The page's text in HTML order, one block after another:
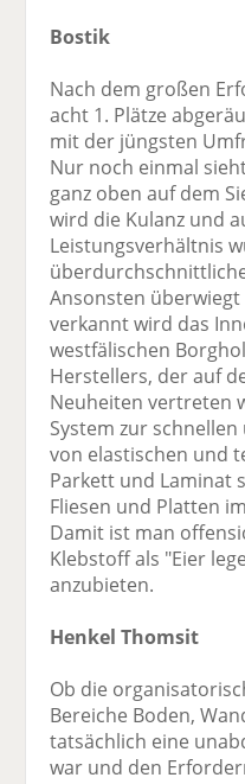
Bostik
Nach dem großen
acht 1. Plätze
mit der jüngsten
Nur noch einmal
ganz oben auf dem
wird die Kulanz und
Leistungsverhältnis
Ansonsten
verkannt wird das
westfälischen
Herstellers, der auf
Neuheiten vertreten
System zur
von elastischen und
Parkett und Laminat
Fliesen und Platten
Damit ist man
Klebstoff als "Eier
anzubieten.
Henkel Thomsit
Ob die
Bereiche Boden,
tatsächlich eine
war und den